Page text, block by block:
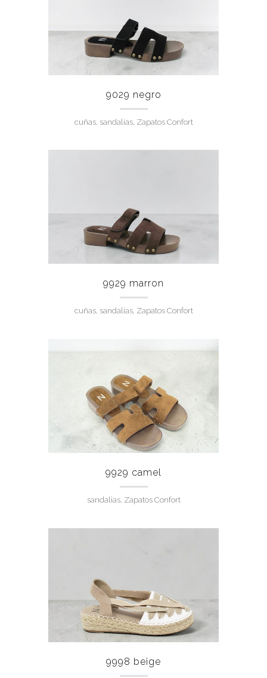
9029 negro
cuñas, sandalias, Zapatos Confort
9929 marron
cuñas, sandalias, Zapatos Confort
9929 camel
sandalias, Zapatos Confort
9998 beige